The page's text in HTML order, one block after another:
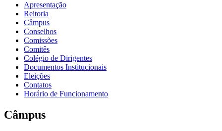
Apresentação
Reitoria
Câmpus
Conselhos
Comissões
Comitês
Colégio de Dirigentes
Documentos Institucionais
Eleições
Contatos
Horário de Funcionamento
Câmpus